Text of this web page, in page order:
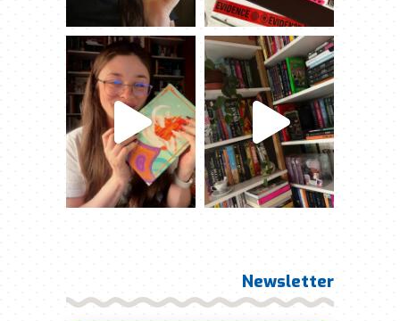
Newsletter